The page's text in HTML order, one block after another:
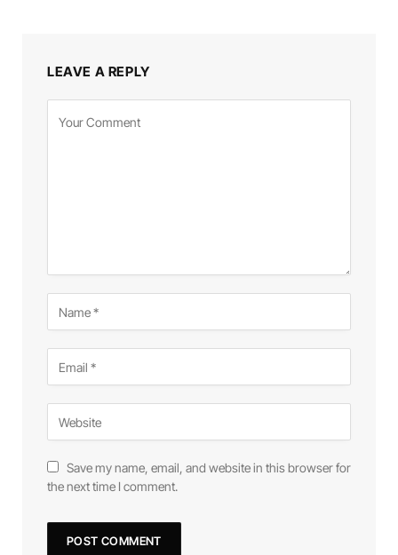
LEAVE A REPLY
Save my name, email, and website in this browser for
the next time I comment.